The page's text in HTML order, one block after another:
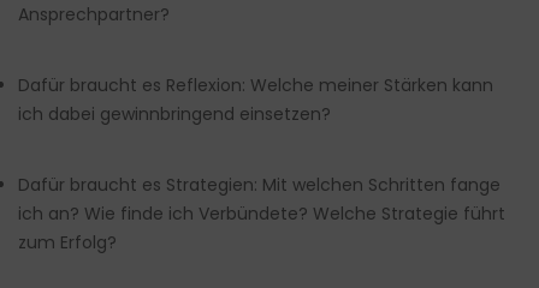
Ansprechpartner?
Dafür braucht es Reflexion: Welche meiner Stärken kann
ich dabei gewinnbringend einsetzen?
Dafür braucht es Strategien: Mit welchen Schritten fange
ich an? Wie finde ich Verbündete? Welche Strategie führt
zum Erfolg?